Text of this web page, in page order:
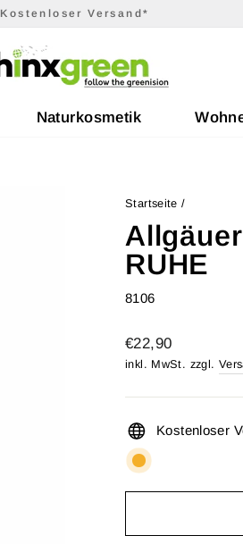
Diashow
Kostenloser Versand*
Naturkosmetik
Startseite /
RUHE
8106
Normaler
Preis
€22,90
inkl. MwSt. zzgl.
Kostenloser